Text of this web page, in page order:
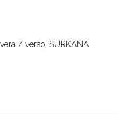
/ verão, SURKANA